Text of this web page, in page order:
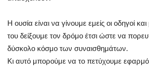
Η ουσία είναι να γίνουμε εμείς οι οδηγοί
του δείξουμε τον δρόμο έτσι ώστε να
δύσκολο κόσμο των συναισθημάτων.
Κι αυτό μπορούμε να το πετύχουμε